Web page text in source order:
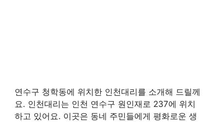
연수구 청학동에 위치한 인천대리를 소개해 드릴께
요. 인천대리는 인천 연수구 원인재로 237에 위치
하고 있어요. 이곳은 동네 주민들에게 평화로운 생